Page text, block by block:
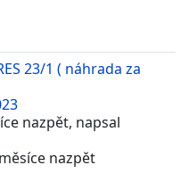
23/1 ( náhrada za
nazpět, napsal
nazpět